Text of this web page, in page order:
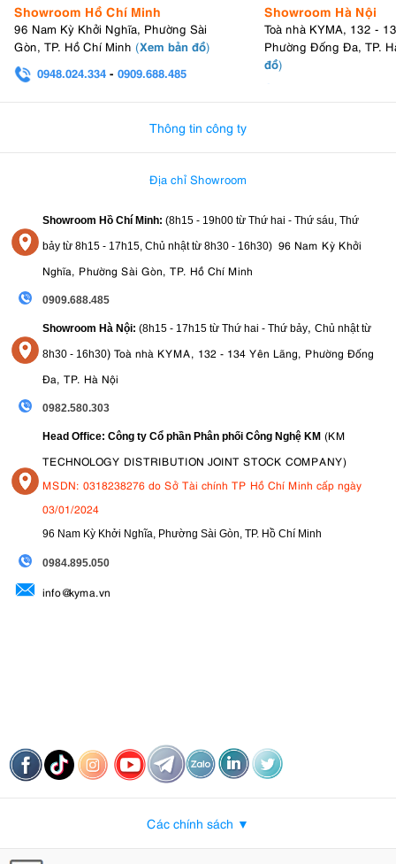
Showroom Hồ Chí Minh
96 Nam Kỳ Khởi Nghĩa, Phường Sài
Gòn, TP. Hồ Chí Minh (Xem bản đồ)
0948.024.334 - 0909.688.485
Showroom Hà Nội
Toà nhà KYMA, 132 -
Phường Đống Đa, TP.
đồ)
Thông tin công ty
Địa chỉ Showroom
Showroom Hồ Chí Minh: (8h15 - 19h00 từ Thứ hai - Thứ sáu, Thứ
bảy từ 8h15 - 17h15, Chủ nhật từ 8h30 - 16h30) 96 Nam Kỳ Khởi
Nghĩa, Phường Sài Gòn, TP. Hồ Chí Minh
0909.688.485
Showroom Hà Nội: (8h15 - 17h15 từ Thứ hai - Thứ bảy, Chủ nhật từ
8h30 - 16h30) Toà nhà KYMA, 132 - 134 Yên Lãng, Phường Đống
Đa, TP. Hà Nội
0982.580.303
Head Office: Công ty Cổ phần Phân phối Công Nghệ KM (KM
TECHNOLOGY DISTRIBUTION JOINT STOCK COMPANY)
MSDN: 0318238276 do Sở Tài chính TP Hồ Chí Minh cấp ngày
03/01/2024
96 Nam Kỳ Khởi Nghĩa, Phường Sài Gòn, TP. Hồ Chí Minh
0984.895.050
info@kyma.vn
Các chính sách ▼